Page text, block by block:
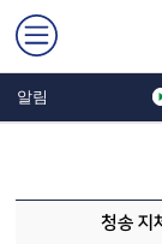
알림
청송 지